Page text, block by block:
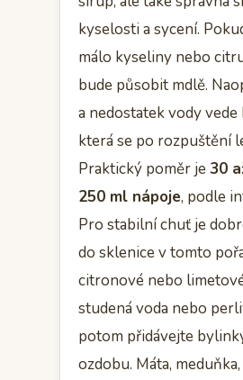
kyselosti a sycení.
málo kyseliny nebo
bude působit mdlě.
a nedostatek vody
která se po rozpuštění
Praktický poměr je 30
250 ml nápoje, podle
Pro stabilní chuť je
do sklenice v tomto
citronové nebo
studená voda nebo
potom přidávejte
ozdobu. Máta,